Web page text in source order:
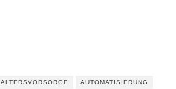
ALTERSVORSORGE AUTOMATISIERUNG